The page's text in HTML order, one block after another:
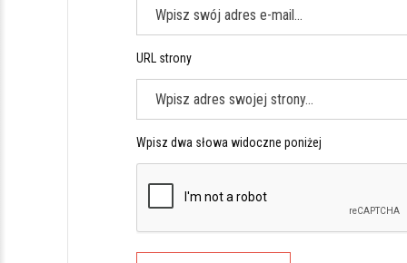
URL strony
Wpisz dwa słowa widoczne poniżej